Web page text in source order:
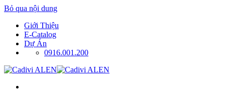
Bỏ qua nội dung
Giới Thiệu
E-Catalog
Dự Án
0916.001.200